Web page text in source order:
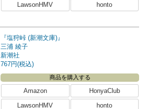
LawsonHMV
honto
『塩狩峠 (新潮文庫)』
三浦 綾子
新潮社
767円(税込)
商品を購入する
Amazon
HonyaClub
LawsonHMV
honto